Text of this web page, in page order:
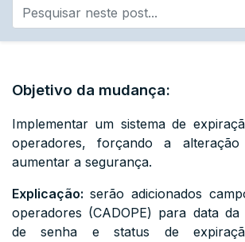
Objetivo da mudança:
Implementar um sistema de
operadores, forçando a
aumentar a segurança.
Explicação: serão adicionados
operadores (CADOPE) para data da
de senha e status de